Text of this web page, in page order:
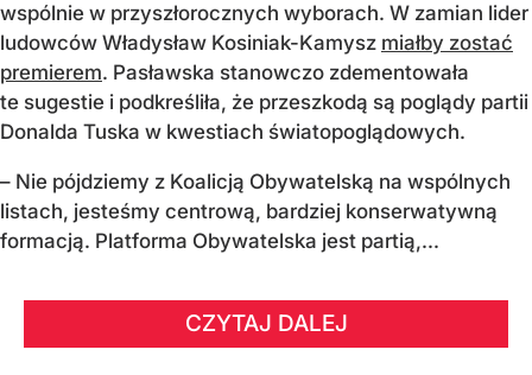
wspólnie w przyszłorocznych wyborach. W zamian lider
ludowców Władysław Kosiniak-Kamysz miałby zostać
premierem. Pasławska stanowczo zdementowała
te sugestie i podkreśliła, że przeszkodą są poglądy partii
Donalda Tuska w kwestiach światopoglądowych.
– Nie pójdziemy z Koalicją Obywatelską na wspólnych
listach, jesteśmy centrową, bardziej konserwatywną
formacją. Platforma Obywatelska jest partią,...
CZYTAJ DALEJ